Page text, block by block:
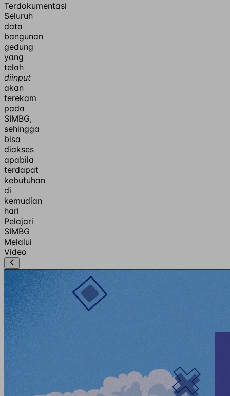
Terdokumentasi
Seluruh
data
bangunan
gedung
yang
telah
diinput
akan
terekam
pada
SIMBG,
sehingga
bisa
diakses
apabila
terdapat
kebutuhan
di
kemudian
hari
Pelajari
SIMBG
Melalui
Video